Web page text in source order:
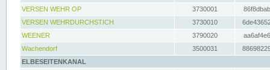
VERSEN WEHR OP
3730001
VERSEN WEHRDURCHSTICH
3730010
WEENER
3790020
Wachendorf
3500031
ELBESEITENKANAL